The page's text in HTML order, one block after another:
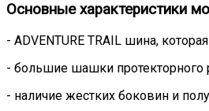
Основные характеристики
- ADVENTURE TRAIL шина,
- большие шашки протекторного
- наличие жестких боковин и